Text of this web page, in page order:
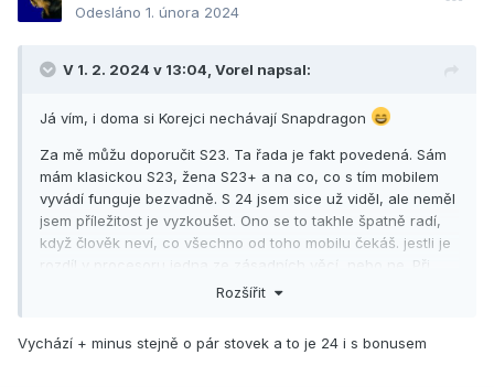
Odesláno 1. února 2024
V 1. 2. 2024 v 13:04, Vorel napsal:
Já vím, i doma si Korejci nechávají Snapdragon
Za mě můžu doporučit S23. Ta řada je fakt povedená. Sám
mám klasickou S23, žena S23+ a na co, co s tím mobilem
vyvádí funguje bezvadně. S 24 jsem sice už viděl, ale neměl
jsem příležitost je vyzkoušet. Ono se to takhle špatně radí,
když člověk neví, co všechno od toho mobilu čekáš. jestli je
rozdíl v procesoru jedna ze zásadních věcí, nebo ne. Při
standardním používání bez potřeby velkého výkonu ty
Asi bych se kouknul jaký je teď cenový rozdíl, na S24 bude
Rozšířit
Vychází + minus stejně o pár stovek a to je 24 i s bonusem